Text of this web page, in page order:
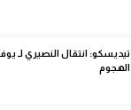
تيديسكو: انتقال النصيري لـ
الهجوم